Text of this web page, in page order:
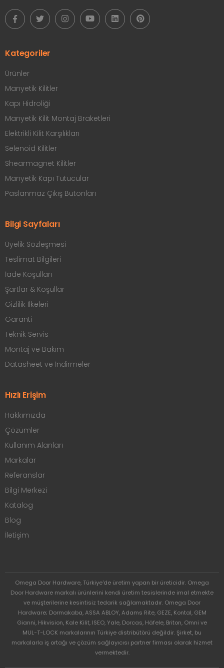
Kategoriler
Ürünler
Manyetik Kilitler
Kapı Hidroliği
Manyetik Kilit Montaj Braketleri
Elektrikli Kilit Karşılıkları
Selenoid Kilitler
Shearmagnet Kilitler
Manyetik Kapı Tutucular
Paslanmaz Çıkış Butonları
Bilgi Sayfaları
Üyelik Sözleşmesi
Teslimat Bilgileri
İade Koşulları
Şartlar & Koşullar
Gizlilik İlkeleri
Garanti
Teknik Servis
Montaj ve Bakım
Datasheet ve İndirmeler
Hızlı Erişim
Hakkımızda
Çözümler
Kullanım Alanları
Markalar
Referanslar
Bilgi Merkezi
Katalog
Blog
İletişim
Omega Door Hardware, Türkiye'de üretim yapan bir üreticidir. Omega
Door Hardware markalı ürünlerini kendi üretim tesislerinde imal etmekte
ve müşterilerine kesintisiz tedarik sağlamaktadır. Omega Door
Hardware; Dormakaba, ASSA ABLOY, Adams Rite, GEZE, Kontal, GEM
Gianni, Hikvision, Kale Kilit, ISEO, Yale, Dorcas, Häfele, Briton, Omni ve
MUL-T-LOCK markalarının Türkiye distribütörü değildir. Şirket, bu
markalarla iş ortağı ve çözüm sağlayıcısı partner firması olarak hizmet
vermektedir.